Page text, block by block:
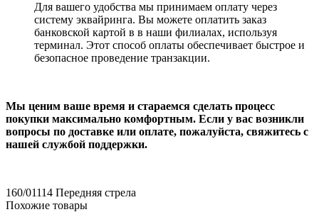
Для вашего удобства мы принимаем оплату через
систему эквайринга. Вы можете оплатить заказ
банковской картой в в наши филиалах, используя
терминал. Этот способ оплаты обеспечивает быстрое и
безопасное проведение транзакции.
Мы ценим ваше время и стараемся сделать процесс
покупки максимально комфортным. Если у вас возникли
вопросы по доставке или оплате, пожалуйста, свяжитесь с
нашей службой поддержки.
160/01114 Передняя стрела
Похожие товары